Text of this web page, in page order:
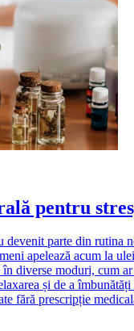
pentru
devenit parte din
apelează acum la
diverse moduri, cum
și de a
fără prescripție